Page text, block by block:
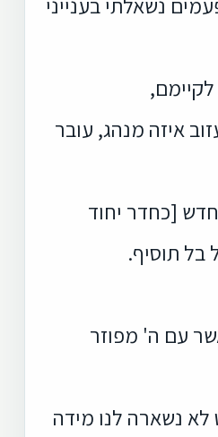
לקיימם,
איזה מנהג, עובר
[כחדר יחוד
בל תוסיף.
עם ה' מפוזר
נשארה לנו מידה